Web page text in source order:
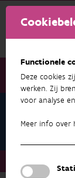
Functionele
Deze cookies
werken. Zij
voor analyse
Meer info over
Datasets